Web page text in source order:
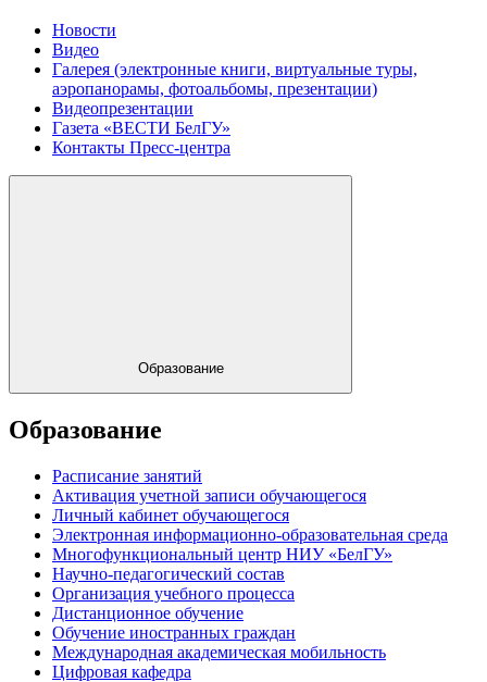
Новости
Видео
Галерея (электронные книги, виртуальные туры,
аэропанорамы, фотоальбомы, презентации)
Видеопрезентации
Газета «ВЕСТИ БелГУ»
Контакты Пресс-центра
Образование
Образование
Расписание занятий
Активация учетной записи обучающегося
Личный кабинет обучающегося
Электронная информационно-образовательная среда
Многофункциональный центр НИУ «БелГУ»
Научно-педагогический состав
Организация учебного процесса
Дистанционное обучение
Обучение иностранных граждан
Международная академическая мобильность
Цифровая кафедра